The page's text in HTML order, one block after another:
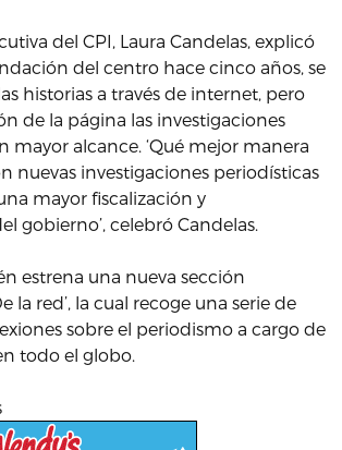
del CPI, Laura Candelas, explicó
del centro hace cinco años, se
historias a través de internet, pero
de la página las investigaciones
mayor alcance. ‘Qué mejor manera
nuevas investigaciones periodísticas
mayor fiscalización y
gobierno’, celebró Candelas.
estrena una nueva sección
la red’, la cual recoge una serie de
sobre el periodismo a cargo de
todo el globo.